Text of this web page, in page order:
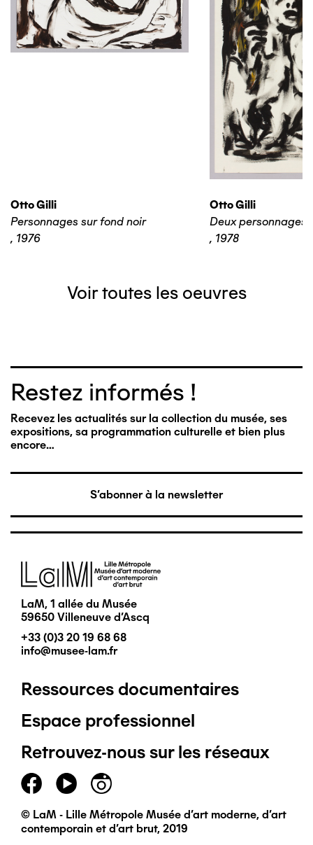
Otto Gilli
Personnages sur fond noir
, 1976
Otto Gilli
Deux personnages
, 1978
Voir toutes les oeuvres
Restez informés !
Recevez les actualités sur la collection du musée, ses
expositions, sa programmation culturelle et bien plus
encore…
S'abonner à la newsletter
Image
LaM, 1 allée du Musée
59650 Villeneuve d'Ascq
+33 (0)3 20 19 68 68
info@musee-lam.fr
Pied
de
page
principal
Ressources documentaires
Espace professionnel
Retrouvez-nous sur les réseaux
© LaM - Lille Métropole Musée d'art moderne, d'art
contemporain et d'art brut, 2019